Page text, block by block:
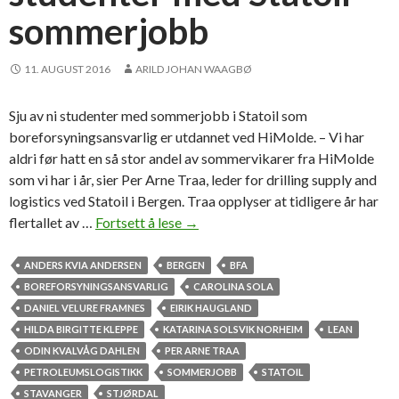
sommerjobb
11. AUGUST 2016 ARILD JOHAN WAAGBØ
Sju av ni studenter med sommerjobb i Statoil som
boreforsyningsansvarlig er utdannet ved HiMolde. – Vi har
aldri før hatt en så stor andel av sommervikarer fra HiMolde
som vi har i år, sier Per Arne Traa, leder for drilling supply and
logistics ved Statoil i Bergen. Traa opplyser at tidligere år har
flertallet av … Fortsett å lese R
k
o
r
d
m
a
→
ANDERS KVIA ANDERSEN BERGEN
BFA
BOREFORSYNINGSANSVARLIG
CAROLINA SOLA
DANIEL VELURE FRAMNES
EIRIK HAUGLAND
HILDA BIRGITTE KLEPPE
KATARINA SOLSVIK NORHEIM
LEAN
ODIN KVALVÅG DAHLEN
PER ARNE TRAA
PETROLEUMSLOGISTIKK
SOMMERJOBB
STATOIL
STAVANGER
STJØRDAL